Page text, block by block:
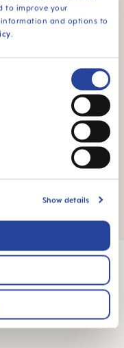
to improve your
and options to
.
Show details